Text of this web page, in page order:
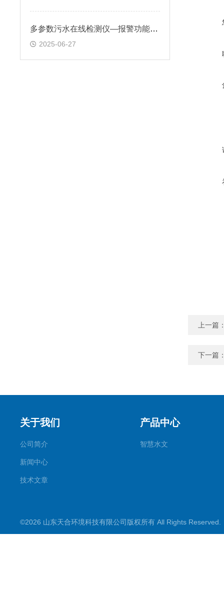
多参数污水在线检测仪—报警功能可设置多级阈值，及时发现水质问题并处理
2025-06-27
上一篇
下一篇
关于我们
公司简介
新闻中心
技术文章
产品中心
智慧水文
©2026 山东天合环境科技有限公司版权所有 All Rights